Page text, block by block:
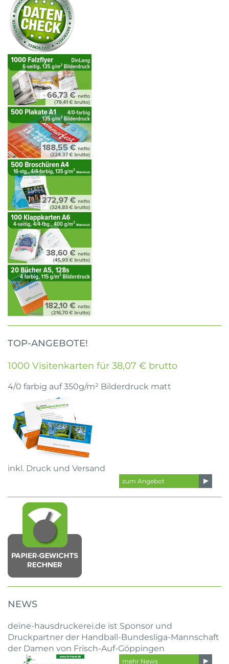
TOP-ANGEBOTE!
1000 Visitenkarten für 38,07 € brutto
4/0 farbig auf 350g/m² Bilderdruck matt
inkl. Druck und Versand
zum Angebot
NEWS
deine-hausdruckerei.de ist Sponsor und
Druckpartner der Handball-Bundesliga-Mannschaft
der Damen von Frisch-Auf-Göppingen
mehr News